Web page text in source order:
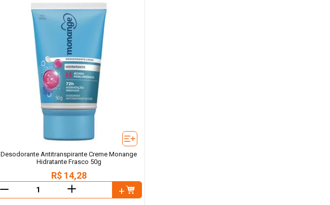
Desodorante Antitranspirante Creme Monange
Hidratante Frasco 50g
R$ 14,28
＋